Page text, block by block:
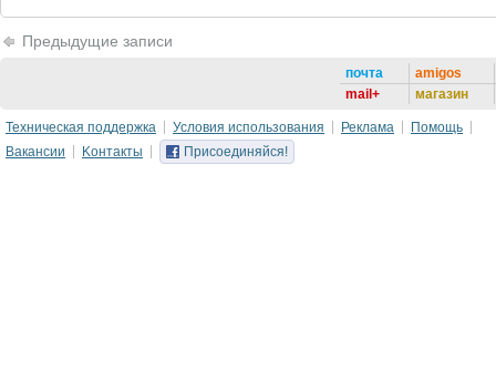
Предыдущие записи
почта
mail+
amigos
магазин
Техническая поддержка Условия использования Реклама
Помощь
Вакансии
Kонтакты Присоединяйся!